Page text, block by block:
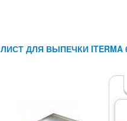
ЛИСТ ДЛЯ ВЫПЕЧКИ ITERMA